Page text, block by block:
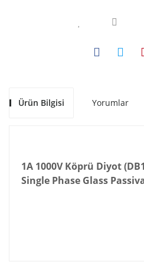
Ürün Bilgisi Yorumlar
1A 1000V Köprü Diyot
Single Phase Glass